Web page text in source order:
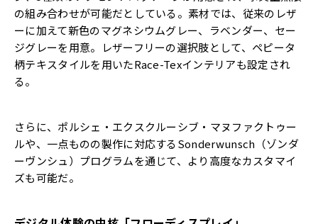
の組み合わせが可能だとしている。素材では、従来のレザ
ーに加えて新色のマグネシウムグレー、ラベンダー、セー
ジグレーを用意。レザーフリーの選択肢として、ペピータ
柄テキスタイルを用いたRace-Texインテリアも設定され
る。
さらに、ポルシェ・エクスクルーシブ・マヌファクトゥー
ルや、一点ものの製作に対応するSonderwunsch（ゾンダ
ーヴンシュ）プログラムを通じて、より高度なカスタマイ
ズも可能だ。